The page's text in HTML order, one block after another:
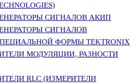
СИГНАЛОВ АКИП
СИГНАЛОВ
ФОРМЫ TEKTRONIX
МОДУЛЯЦИИ, РАЗНОСТИ
RLC (ИЗМЕРИТЕЛИ